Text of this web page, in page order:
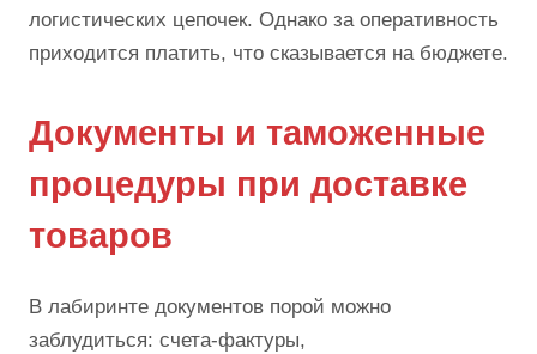
логистических цепочек. Однако за оперативность
приходится платить, что сказывается на бюджете.
Документы и таможенные
процедуры при доставке
товаров
В лабиринте документов порой можно
заблудиться: счета-фактуры,